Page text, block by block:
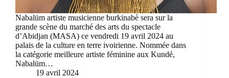
Nabalüm artiste musicienne burkinabè sera sur la
grande scène du marché des arts du spectacle
d’Abidjan (MASA) ce vendredi 19 avril 2024 au
palais de la culture en terre ivoirienne. Nommée dans
la catégorie meilleure artiste féminine aux Kundé,
Nabalüm…
19 avril 2024